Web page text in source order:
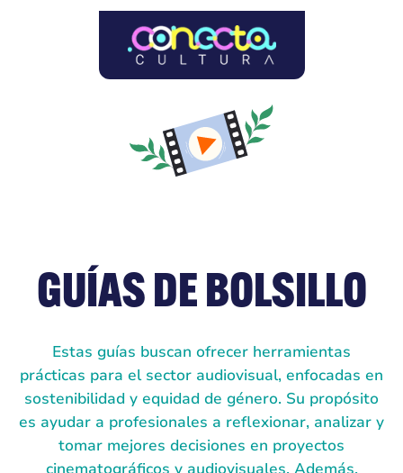
GUÍAS DE BOLSILLO
Estas guías buscan ofrecer herramientas
prácticas para el sector audiovisual, enfocadas en
sostenibilidad y equidad de género. Su propósito
es ayudar a profesionales a reflexionar, analizar y
tomar mejores decisiones en proyectos